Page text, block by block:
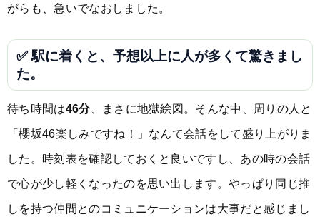
がらも、急いでなおしました。
✅ 駅に着くと、予想以上に人が多くて驚きまし
た。
待ち時間は46分、まさに地獄絵図。そんな中、周りの人と
「櫻坂46楽しみですね！」なんて会話をして盛り上がりま
した。時刻表を確認しておくと良いですし、あの時の会話
で心が少し軽くなったのを思い出します。やっぱり同じ推
しを持つ仲間とのコミュニケーションは大事だと感じまし